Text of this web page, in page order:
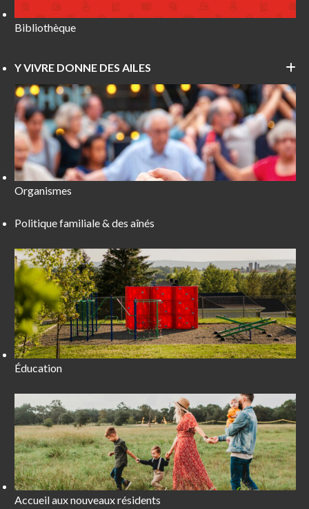
Bibliothèque
Y VIVRE DONNE DES AILES
Organismes
Politique familiale & des aînés
Éducation
Accueil aux nouveaux résidents